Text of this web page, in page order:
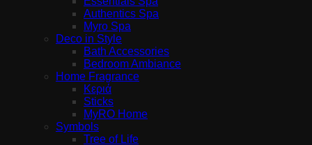
Authentics Spa
Myro Spa
Deco in Style
Bath Accessories
Bedroom Ambiance
Home Fragrance
Κεριά
Sticks
MyRO Home
Symbols
Tree of Life